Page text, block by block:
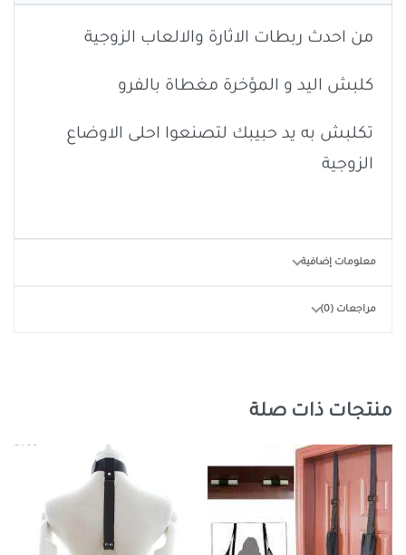
من احدث ربطات الاثارة والالعاب الزوجية
كلبش اليد و المؤخرة مغطاة بالفرو
تكلبش به يد حبيبك لتصنعوا احلى الاوضاع
الزوجية
معلومات إضافية
مراجعات (0)
منتجات ذات صلة